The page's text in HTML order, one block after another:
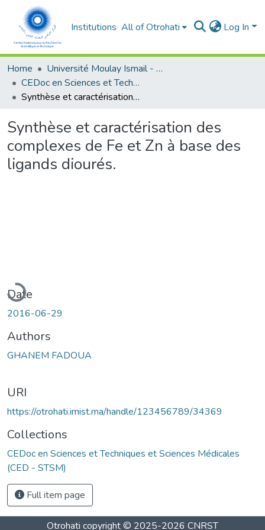
Institutions All of Otrohati Log In
Home
Université Moulay Ismail - Meknès
CEDoc en Sciences et Techniques et Sciences Médicales (CED - STSM)
Synthèse et caractérisation des complexes de Fe et Zn à base des ligands diourés.
Synthèse et caractérisation des
complexes de Fe et Zn à base des
ligands diourés.
Date
2016-06-29
Authors
GHANEM FADOUA
URI
https://otrohati.imist.ma/handle/123456789/34369
Collections
CEDoc en Sciences et Techniques et Sciences Médicales
(CED - STSM)
Full item page
Otrohati copyright © 2025-2026 CNRST